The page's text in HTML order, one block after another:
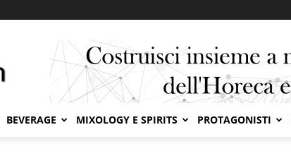
BEVERAGE MIXOLOGY E SPIRITS PROTAGONISTI